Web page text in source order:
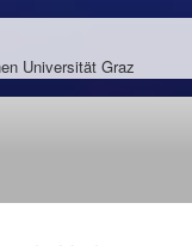
Universität Graz